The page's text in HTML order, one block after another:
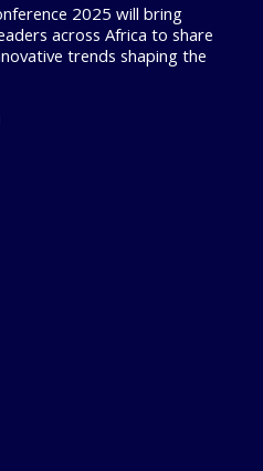
2025 will bring
across Africa to share
trends shaping the